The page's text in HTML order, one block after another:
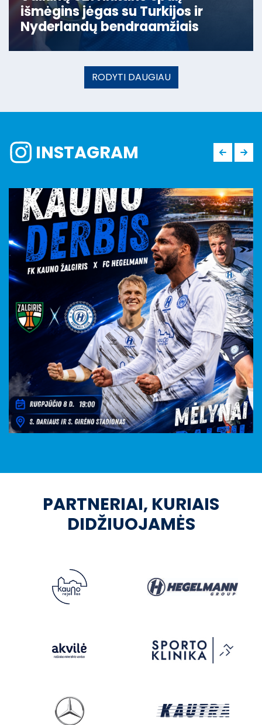
išmėgins jėgas su Turkijos ir
Nyderlandų bendraamžiais
RODYTI DAUGIAU
INSTAGRAM
PARTNERIAI, KURIAIS
DIDŽIUOJAMĖS